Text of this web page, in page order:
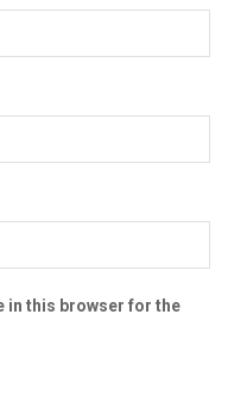
in this browser for the